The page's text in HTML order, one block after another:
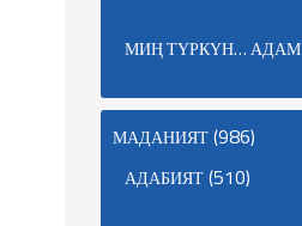
МИҢ ТҮРКҮН… АДАМ
МАДАНИЯТ(986)
АДАБИЯТ(510)